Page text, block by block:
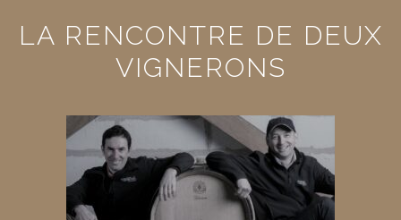
LA RENCONTRE DE DEUX
VIGNERONS